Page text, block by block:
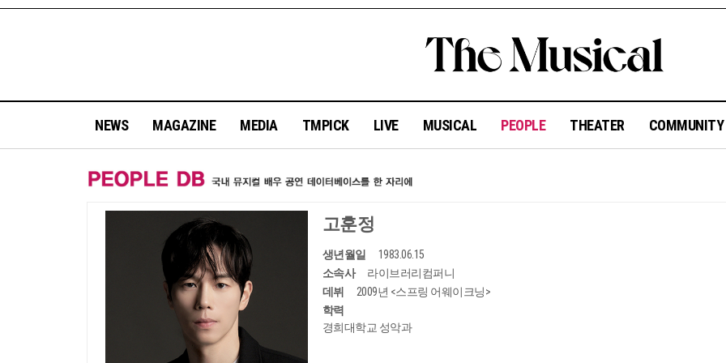
NEWS MAGAZINE MEDIA TMPICK LIVE MUSICAL PEOPLE THEATER COMMUNITY
고훈정
생년월일
1983.06.15
소속사
라이브러리컴퍼니
데뷔
2009년 <스프링 어웨이크닝>
학력
경희대학교 성악과